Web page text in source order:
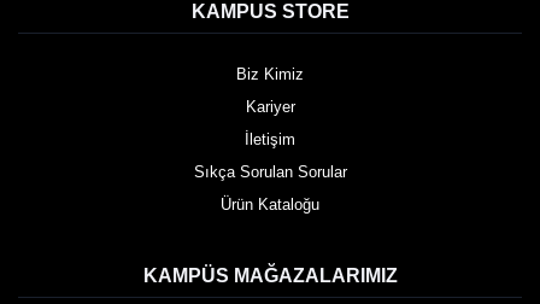
KAMPUS STORE
Biz Kimiz
Kariyer
İletişim
Sıkça Sorulan Sorular
Ürün Kataloğu
KAMPÜS MAĞAZALARIMIZ